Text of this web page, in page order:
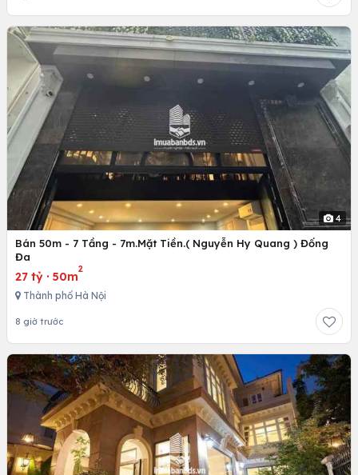
4
Bán 50m - 7 Tầng - 7m.Mặt Tiền.( Nguyễn Hy Quang ) Đống
Đa
27 tỷ · 50m
2
Thành phố Hà Nội
8 giờ trước